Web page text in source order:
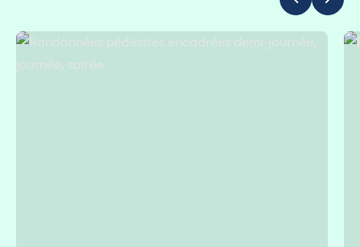
Randonnées pédestres encadrées demi-journée, journée, soirée